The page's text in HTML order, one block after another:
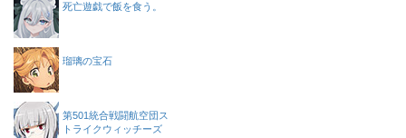
死亡遊戯で飯を食う。
瑠璃の宝石
第501統合戦闘航空団ス
トライクウィッチーズ